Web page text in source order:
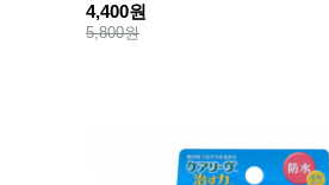
4,400원
5,800원